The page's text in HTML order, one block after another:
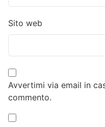
Sito web
Avvertimi via email in
commento.